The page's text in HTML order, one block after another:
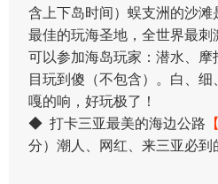
含上下岛时间）蜈支洲的沙
最佳的玩海圣地，全世界最刺
可以参加海岛玩家：潜水、摩
目玩到傻（不包含）。白、
嘎的响，好玩极了！
◆ 打卡三亚最美的海边公路
分）潮人、网红、来三亚必到